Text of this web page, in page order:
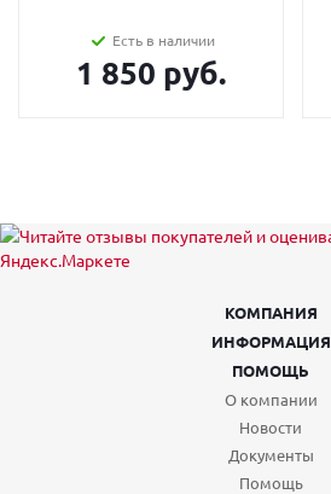
Есть в наличии
1 850 руб.
КОМПАНИЯ
ИНФОРМАЦИЯ
ПОМОЩЬ
О компании
Новости
Документы
Помощь